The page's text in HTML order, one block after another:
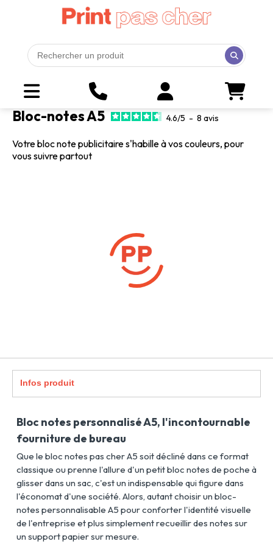
Bloc-notes A5 4.6/5 - 8 avis
Votre bloc note publicitaire s'habille à vos couleurs, pour
vous suivre partout
Infos produit
Bloc notes personnalisé A5, l'incontournable
fourniture de bureau
Que le bloc notes pas cher A5 soit décliné dans ce format
classique ou prenne l'allure d'un petit bloc notes de poche à
glisser dans un sac, c'est un indispensable qui figure dans
l'économat d'une société. Alors, autant choisir un bloc-
notes personnalisable A5 pour conforter l'identité visuelle
de l'entreprise et plus simplement recueillir des notes sur
un support papier sur mesure.